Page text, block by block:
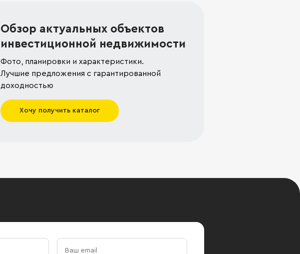
Обзор актуальных объектов
инвестиционной недвижимости
Фото, планировки и характеристики.
Лучшие предложения с гарантированной
доходностью
Хочу получить каталог